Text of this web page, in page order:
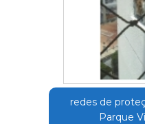
redes de
Parque